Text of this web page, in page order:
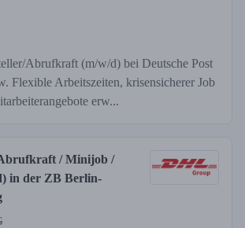
Abrufkraft (m/w/d) bei Deutsche Post
Flexible Arbeitszeiten, krisensicherer Job
erw...
/ Minijob /
in der ZB Berlin-